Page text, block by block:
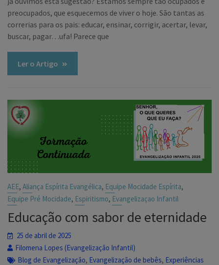
preocupados, que esquecemos de viver o hoje. São tantas as
correrias para os pais: educar, ensinar, corrigir, acertar, levar,
buscar, pagar…ufa! Parece que
Ler o Artigo
AEE,Aliança Espírita Evangélica, Equipe Mocidade Espírita,
Equipe Pré Mocidade, Espiritismo, Evangelizaçao Infantil
Educação com sabor de eternidade
25 de abril de 2025
Filomena Lopes (Evangelização Infantil)
Blog de Evangelização, Evangelização de bebês, Experiências